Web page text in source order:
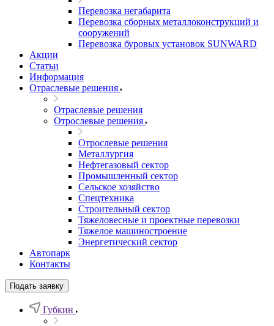
Перевозка негабарита
Перевозка сборных металлоконструкций и
сооружений
Перевозка буровых установок SUNWARD
Акции
Статьи
Информация
Отраслевые решения
Отраслевые решения
Отрослевые решения
Отрослевые решения
Металлургия
Нефтегазовый сектор
Промышленный сектор
Сельское хозяйство
Спецтехника
Строительный сектор
Тяжеловесные и проектные перевозки
Тяжелое машиностроение
Энергетический сектор
Автопарк
Контакты
Подать заявку
Губкин